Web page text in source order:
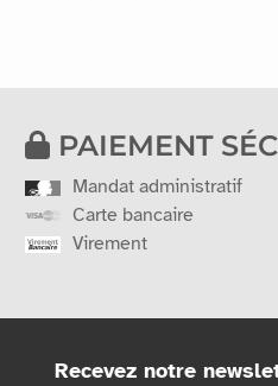
PAIEMENT
Mandat administratif
Carte bancaire
Virement
Recevez notre